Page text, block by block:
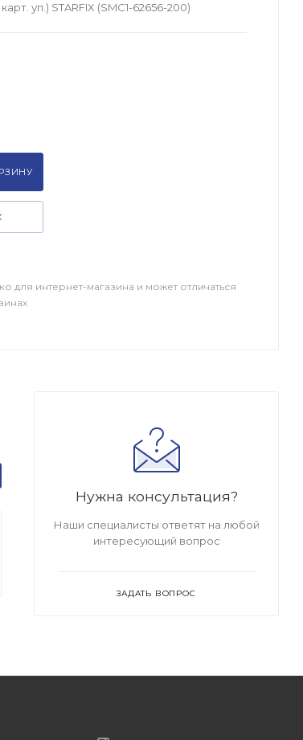
уп.) STARFIX (SMC1-62656-200)
для интернет-магазина и может отличаться
Нужна консультация?
Наши специалисты ответят на любой
интересующий вопрос
ЗАДАТЬ ВОПРОС